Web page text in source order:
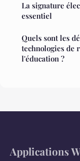
La signature
essentiel
Quels sont les
technologies de
l'éducation ?
Applications